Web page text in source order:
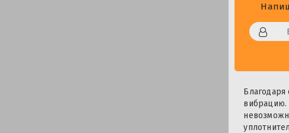
вибрацию.